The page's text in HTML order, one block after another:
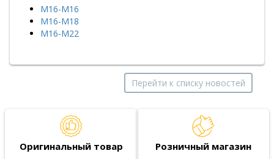
M16-M16
M16-M18
M16-M22
Перейти к списку новостей
Оригинальный товар Розничный магазин